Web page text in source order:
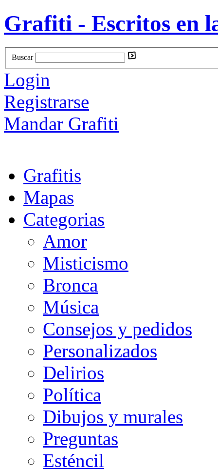
Grafiti - Escritos en
Buscar
Login
Registrarse
Mandar Grafiti
Grafitis
Mapas
Categorias
Amor
Misticismo
Bronca
Música
Consejos y pedidos
Personalizados
Delirios
Política
Dibujos y murales
Preguntas
Esténcil